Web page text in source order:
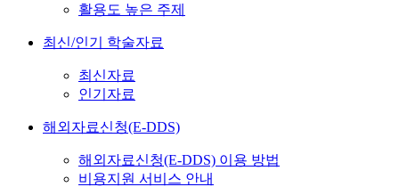
활용도 높은 주제
최신/인기 학술자료
최신자료
인기자료
해외자료신청(E-DDS)
해외자료신청(E-DDS) 이용 방법
비용지원 서비스 안내